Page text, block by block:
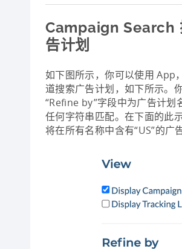
Campaign Search
告计划
如下图所示，你可以使用 App
道搜索广告计划，如下所示。
“Refine by”字段中为广告计划
任何字符串匹配。在下面的此
将在所有名称中含有“US”的广